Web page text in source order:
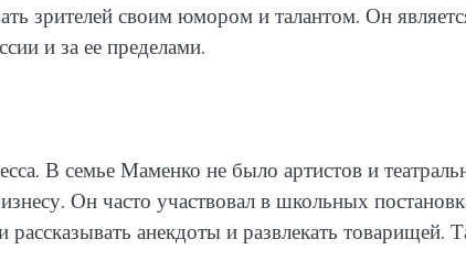
зрителей своим юмором и талантом. Он
и за ее пределами.
В семье Маменко не было артистов и
Он часто участвовал в школьных
анекдоты и развлекать товарищей.